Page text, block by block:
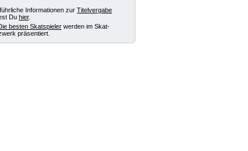
Informationen zur Titelvergabe
Du hier.
besten Skatspieler werden im Skat-
präsentiert.